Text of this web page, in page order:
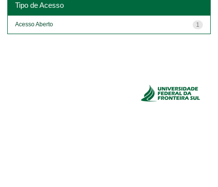
Tipo de Acesso
1
Acesso Aberto